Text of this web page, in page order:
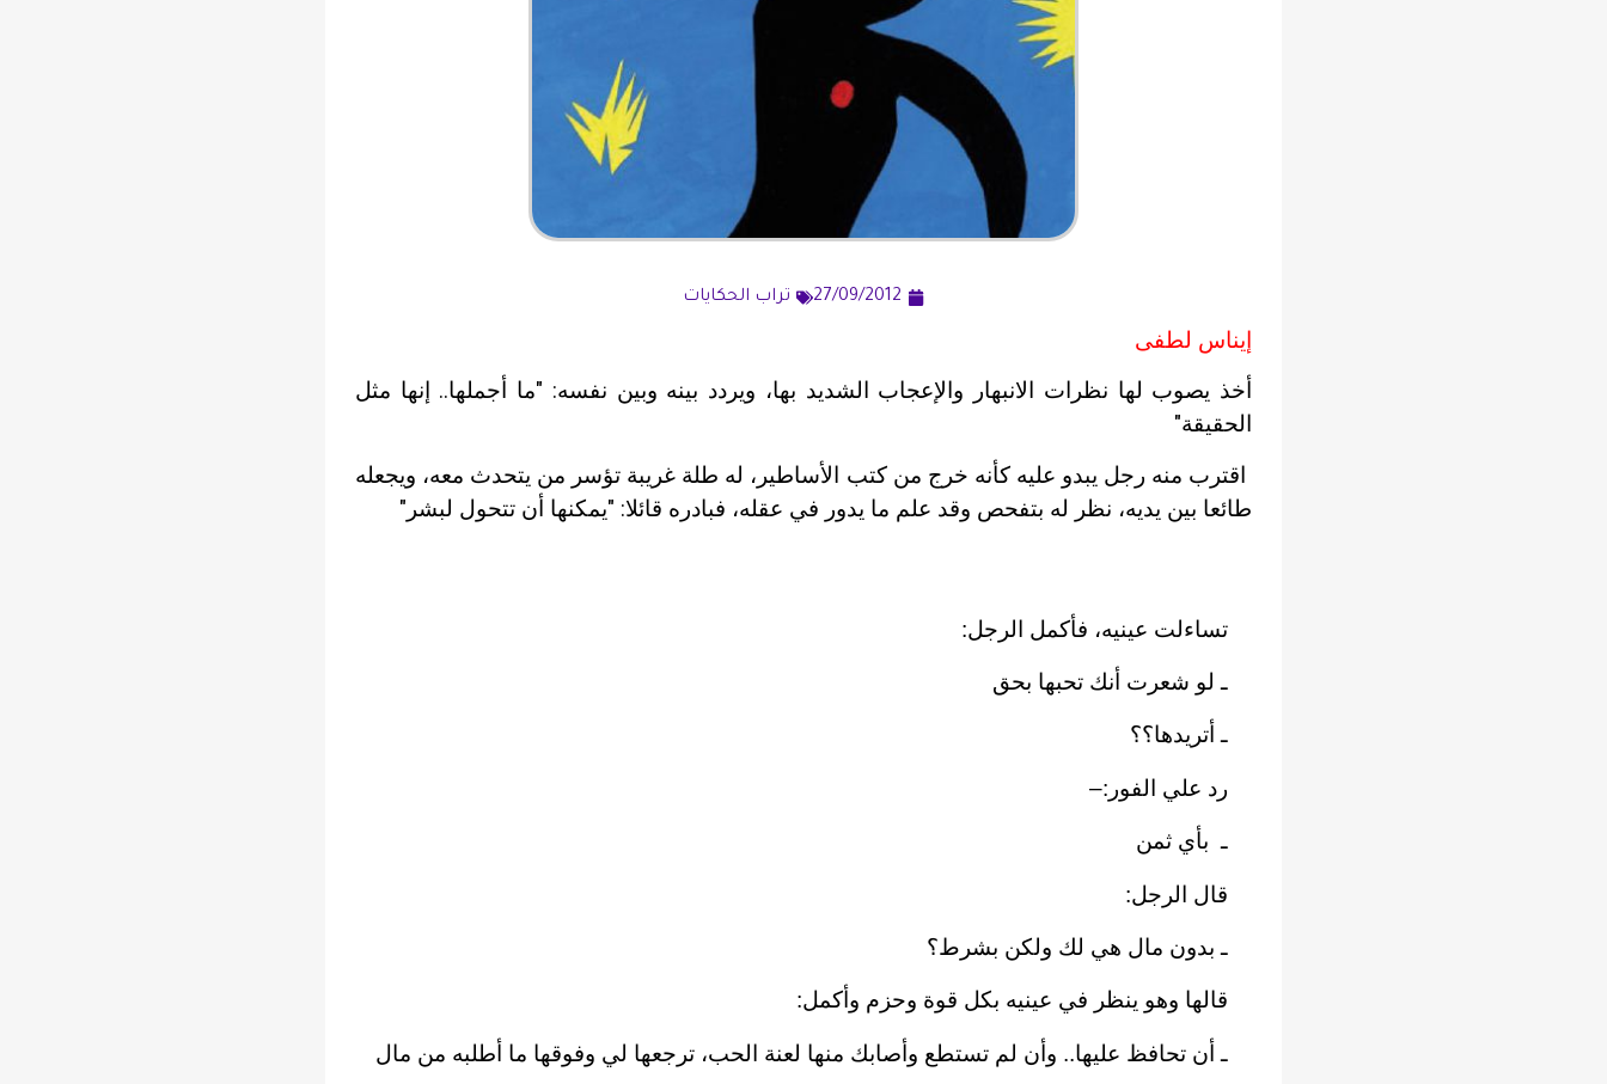
27/09/2012 تراب الحكايات
إيناس لطفى
أخذ يصوب لها نظرات الانبهار والإعجاب الشديد بها، ويردد بينه وبين نفسه: "ما أجملها.. إنها مثل
الحقيقة"
اقترب منه رجل يبدو عليه كأنه خرج من كتب الأساطير، له طلة غريبة تؤسر من يتحدث معه، ويجعله
طائعا بين يديه، نظر له بتفحص وقد علم ما يدور في عقله، فبادره قائلا: "يمكنها أن تتحول لبشر"
تساءلت عينيه، فأكمل الرجل:
ـ لو شعرت أنك تحبها بحق
ـ أتريدها؟؟
رد علي الفور:–
ـ بأي ثمن
قال الرجل:
ـ بدون مال هي لك ولكن بشرط؟
قالها وهو ينظر في عينيه بكل قوة وحزم وأكمل:
ـ أن تحافظ عليها.. وأن لم تستطع وأصابك منها لعنة الحب، ترجعها لي وفوقها ما أطلبه من مال